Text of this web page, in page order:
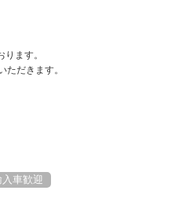
ます。
だきます。
入車歓迎